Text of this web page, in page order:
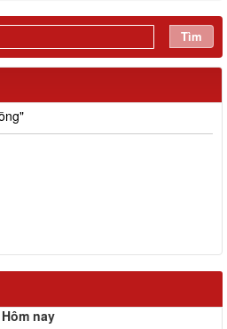
Tìm
chỉ đạo Hội nghị giao ban công
và ký kết giao ước thi đua của cụm
hợp "Từ nội địa hướng về biên giới -
Hôm nay